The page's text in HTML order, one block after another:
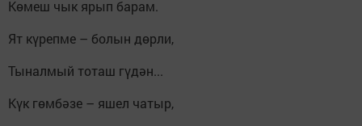
Көмеш чык ярып барам.
Ят күрепме – болын дөрли,
Тыналмый тоташ гүдән...
Күк гөмбәзе – яшел чатыр,